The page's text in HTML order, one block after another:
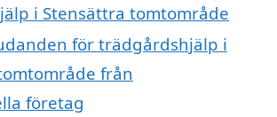
i Stensättra tomtområde
för trädgårdshjälp i
från
företag